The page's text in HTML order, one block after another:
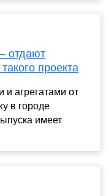
отдают
проекта
и агрегатами от
в городе
имеет